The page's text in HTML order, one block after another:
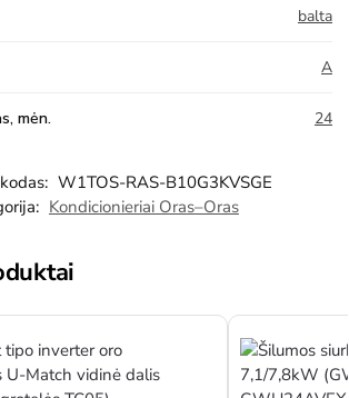
balta
A
mėn. 24
W1TOS-RAS-B10G3KVSGE
Kondicionieriai Oras–Oras